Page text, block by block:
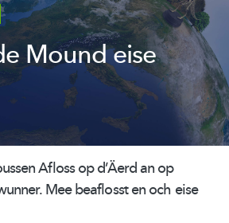
Mound eise
Afloss op d’Äerd an op
Mee beaflosst en och eise